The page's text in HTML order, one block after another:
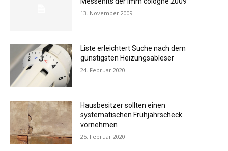
13. November 2009
Liste erleichtert Suche nach dem
günstigsten Heizungsableser
24. Februar 2020
Hausbesitzer sollten einen
systematischen Frühjahrscheck
vornehmen
25. Februar 2020